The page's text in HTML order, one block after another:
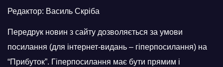
Редактор: Василь Скріба
Передрук новин з сайту дозволяється за умови
посилання (для інтернет-видань – гіперпосилання) на
“Прибуток”. Гіперпосилання має бути прямим і